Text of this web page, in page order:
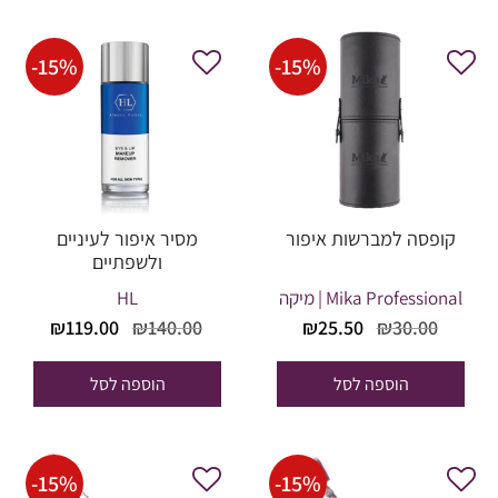
-15%
קופסה למברשות איפור
Mika Professional | מיקה
₪30.00
המחיר
₪30.00.
₪25.50
הוספה לסל
-15%
מסיר איפור לעיניים
ולשפתיים
HL
₪140.00
המחיר
₪140.00.
₪119.00
הוספה לסל
-15%
-15%